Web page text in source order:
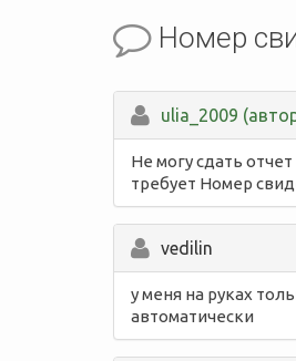
Номер
ulia_2009
Не могу сдать
требует Номер
vedilin
у меня на руках
автоматически